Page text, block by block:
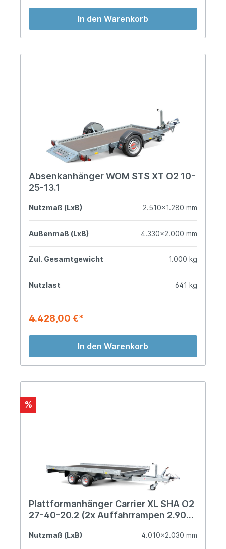
In den Warenkorb
Absenkanhänger WOM STS XT O2 10-
25-13.1
Nutzmaß (LxB) 2.510x1.280 mm
Außenmaß (LxB) 4.330x2.000 mm
Zul. Gesamtgewicht 1.000 kg
Nutzlast 641 kg
4.428,00 €*
In den Warenkorb
%
Plattformanhänger Carrier XL SHA O2
27-40-20.2 (2x Auffahrrampen 2.900
Nutzmaß (LxB) 4.010x2.030 mm